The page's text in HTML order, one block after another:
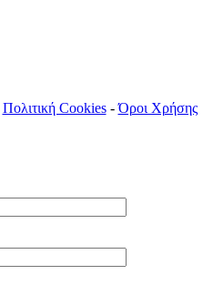
Πολιτική Cookies-Όροι Χρήσης